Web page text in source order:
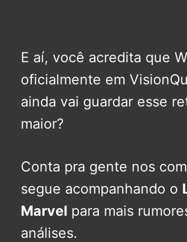
E aí, você acredita que
oficialmente em
ainda vai guardar esse
maior?
Conta pra gente nos
segue acompanhando o
Marvel para mais
análises.